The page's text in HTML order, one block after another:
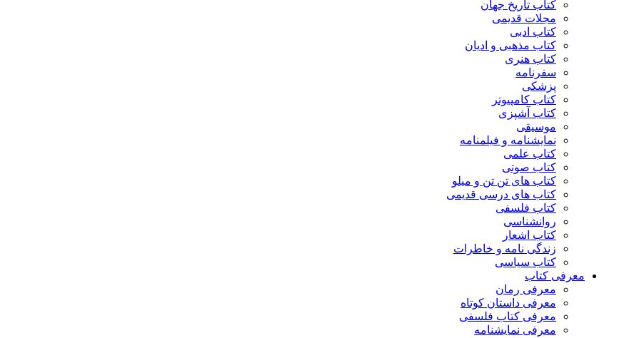
کتاب تاریخ جهان
مجلات قدیمی
کتاب ادبی
کتاب مذهبی و ادیان
کتاب هنری
سفرنامه
پزشکی
کتاب کامپیوتر
کتاب آشپزی
موسیقی
نمایشنامه و فیلمنامه
کتاب علمی
کتاب صوتی
کتاب های تن تن و میلو
کتاب های درسی قدیمی
کتاب فلسفی
روانشناسی
کتاب اشعار
زندگی نامه و خاطرات
کتاب سیاسی
معرفی کتاب
معرفی رمان
معرفی داستان کوتاه
معرفی کتاب فلسفی
معرفی نمایشنامه